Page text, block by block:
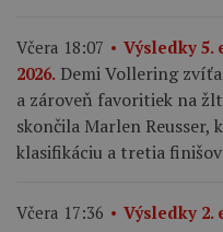
Včera 18:07
Výsledky 5.
2026. Demi Vollering
a zároveň favoritiek na
skončila Marlen Reusser,
klasifikáciu a tretia
Včera 17:36 Výsledky 2.